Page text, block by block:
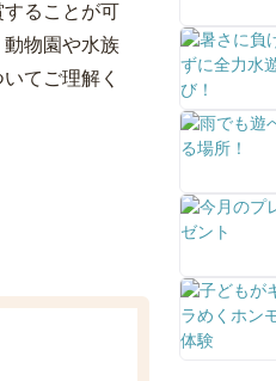
ることが可
物園や水族
てご理解く